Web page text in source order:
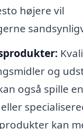
højere vil
og
også spille
kan